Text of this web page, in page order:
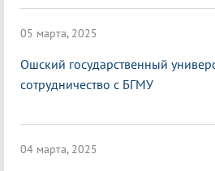
05 марта, 2025
Ошский государственный
сотрудничество с БГМУ
04 марта, 2025